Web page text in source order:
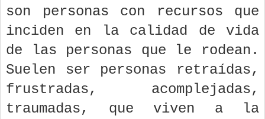
son personas con recursos que
inciden en la calidad de vida
de las personas que le rodean.
Suelen ser personas retraídas,
frustradas, acomplejadas,
traumadas, que viven a la